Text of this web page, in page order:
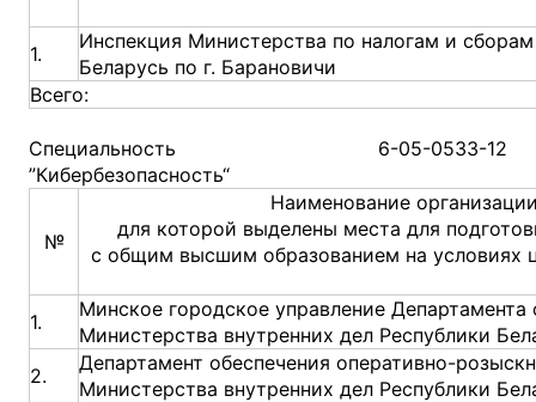
1.
Инспекция Министерства по налогам и
Беларусь по г. Барановичи
Всего:
Специальность 6-05-0533-12
”Кибербезопасность“
№
Наименование
для которой выделены места для
с общим высшим образованием на условиях
1.
Минское городское управление Департамента
Министерства внутренних дел Республики
2.
Департамент обеспечения оперативно-
Министерства внутренних дел Республики